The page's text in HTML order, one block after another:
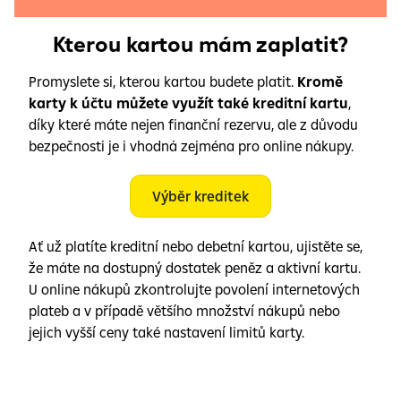
Kterou kartou mám zaplatit?
Promyslete si, kterou kartou budete platit. Kromě
karty k účtu můžete využít také kreditní kartu,
díky které máte nejen finanční rezervu, ale z důvodu
bezpečnosti je i vhodná zejména pro online nákupy.
Výběr kreditek
Ať už platíte kreditní nebo debetní kartou, ujistěte se,
že máte na dostupný dostatek peněz a aktivní kartu.
U online nákupů zkontrolujte povolení internetových
plateb a v případě většího množství nákupů nebo
jejich vyšší ceny také nastavení limitů karty.